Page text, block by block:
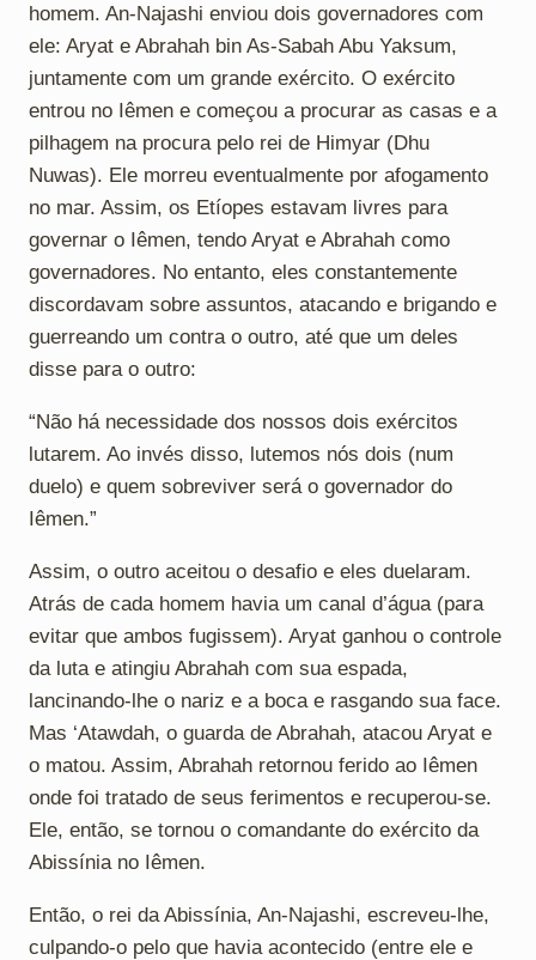
homem. An-Najashi enviou dois governadores com
ele: Aryat e Abrahah bin As-Sabah Abu Yaksum,
juntamente com um grande exército. O exército
entrou no Iêmen e começou a procurar as casas e a
pilhagem na procura pelo rei de Himyar (Dhu
Nuwas). Ele morreu eventualmente por afogamento
no mar. Assim, os Etíopes estavam livres para
governar o Iêmen, tendo Aryat e Abrahah como
governadores. No entanto, eles constantemente
discordavam sobre assuntos, atacando e brigando e
guerreando um contra o outro, até que um deles
disse para o outro:
“Não há necessidade dos nossos dois exércitos
lutarem. Ao invés disso, lutemos nós dois (num
duelo) e quem sobreviver será o governador do
Iêmen.”
Assim, o outro aceitou o desafio e eles duelaram.
Atrás de cada homem havia um canal d’água (para
evitar que ambos fugissem). Aryat ganhou o controle
da luta e atingiu Abrahah com sua espada,
lancinando-lhe o nariz e a boca e rasgando sua face.
Mas ‘Atawdah, o guarda de Abrahah, atacou Aryat e
o matou. Assim, Abrahah retornou ferido ao Iêmen
onde foi tratado de seus ferimentos e recuperou-se.
Ele, então, se tornou o comandante do exército da
Abissínia no Iêmen.
Então, o rei da Abissínia, An-Najashi, escreveu-lhe,
culpando-o pelo que havia acontecido (entre ele e